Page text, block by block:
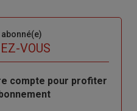
VOUS
compte pour profiter